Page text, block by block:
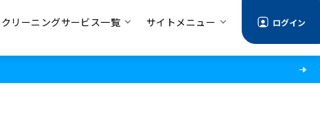
クリーニングサービス一覧 サイトメニュー ログイン